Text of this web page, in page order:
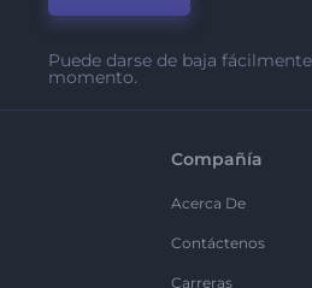
Puede darse de baja
momento.
Compañía
Acerca De
Contáctenos
Carreras